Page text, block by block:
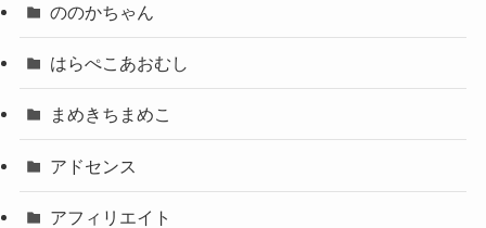
ののかちゃん
はらぺこあおむし
まめきちまめこ
アドセンス
アフィリエイト